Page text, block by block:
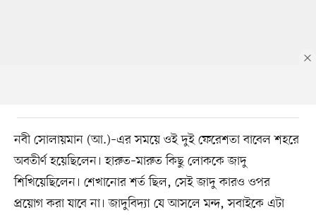
নবী সোলায়মান (আ.)–এর সময়ে ওই দুই ফেরেশতা বাবেল শহরে
অবতীর্ণ হয়েছিলেন। হারুত–মারুত কিছু লোককে জাদু
শিখিয়েছিলেন। শেখানোর শর্ত ছিল, সেই জাদু কারও ওপর
প্রয়োগ করা যাবে না। জাদুবিদ্যা যে আসলে মন্দ, সবাইকে এটা